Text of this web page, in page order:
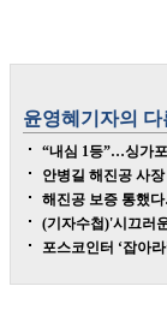
윤영혜 기자의
“내심 1등”…싱가
안병길 해진공 사
해진공 보증 통했
(기자수첩)'시끄러
포스코인터 ‘잡아